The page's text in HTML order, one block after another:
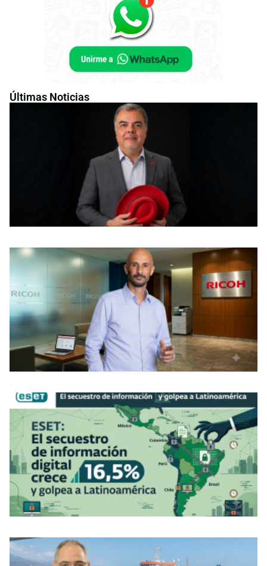
Últimas Noticias